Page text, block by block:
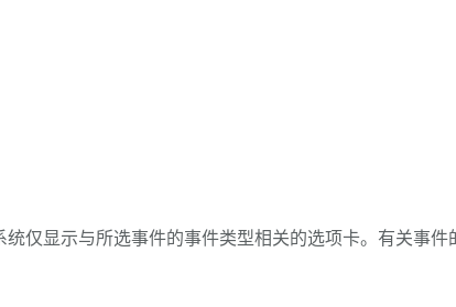
仅显示与所选事件的事件类型相关的选项卡。有关事件